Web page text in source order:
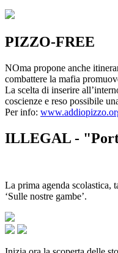
PIZZO-FREE
NOma propone anche
combattere la mafia
La scelta di inserire
coscienze e reso possibile
Per info:
ILLEGAL -
La prima agenda scolastica,
‘Sulle nostre gambe’.